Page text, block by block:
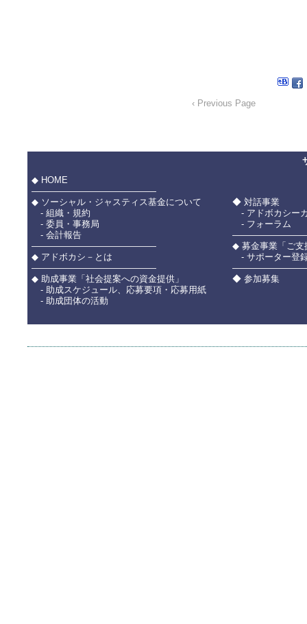
‹ Previous Page
◆ HOME
――――――――――――――
◆ ソーシャル・ジャスティス基金について
- 組織・規約
- 委員・事務局
- 会計報告
――――――――――――――
◆ アドボカシ－とは
――――――――――――――
◆ 助成事業「社会提案への資金提供」
- 助成スケジュール、応募要項・応募用紙
- 助成団体の活動
◆ 対話事業
- アドボカシー
- フォーラム
◆ 募金事業「ご支
- サポーター登
◆ 参加募集